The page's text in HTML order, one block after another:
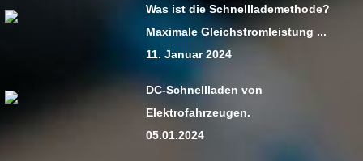
Was ist die Schnelllademethode?
Maximale Gleichstromleistung ...
11. Januar 2024
DC-Schnellladen von
Elektrofahrzeugen.
05.01.2024